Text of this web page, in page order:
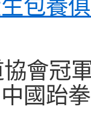
會冠
國跆